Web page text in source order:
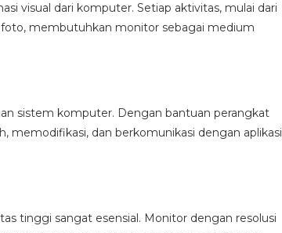
visual dari komputer. Setiap aktivitas, mulai dari
membutuhkan monitor sebagai medium
sistem komputer. Dengan bantuan perangkat
memodifikasi, dan berkomunikasi dengan aplikasi
tinggi sangat esensial. Monitor dengan resolusi